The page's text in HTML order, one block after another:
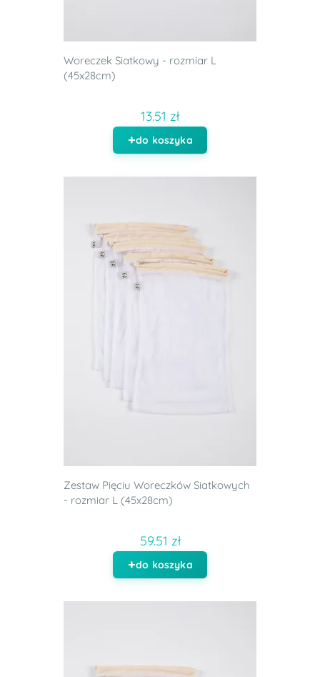
Woreczek Siatkowy - rozmiar L
(45x28cm)
13.51 zł
do koszyka
Zestaw Pięciu Woreczków Siatkowych
- rozmiar L (45x28cm)
59.51 zł
do koszyka